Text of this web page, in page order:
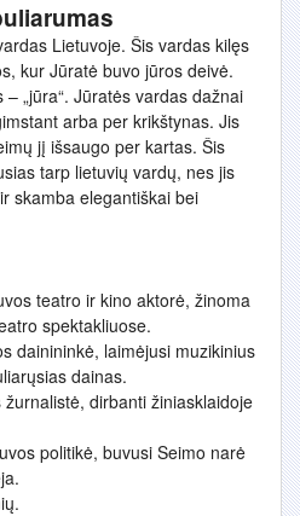
Lietuvoje. Šis vardas kilęs
kur Jūratė buvo jūros deivė.
„jūra“. Jūratės vardas dažnai
arba per krikštynas. Jis
jį išsaugo per kartas. Šis
tarp lietuvių vardų, nes jis
skamba elegantiškai bei
teatro ir kino aktorė, žinoma
spektakliuose.
dainininkė, laimėjusi muzikinius
dainas.
dirbanti žiniasklaidoje
politikė, buvusi Seimo narė